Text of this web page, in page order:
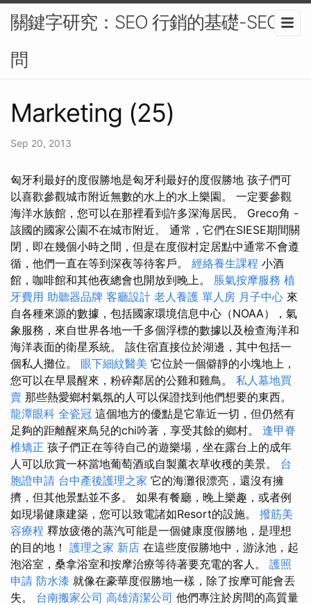
關鍵字研究：SEO 行銷的基礎-SEO顧
問
Marketing (25)
Sep 20, 2013
匈牙利最好的度假勝地是匈牙利最好的度假勝地 孩子們可
以喜歡參觀城市附近無數的水上的水上樂園。 一定要參觀
海洋水族館，您可以在那裡看到許多深海居民。 Greco角 -
該國的國家公園不在城市附近。 通常，它們在SIESE期間關
閉，即在幾個小時之間，但是在度假村定居點中通常不會遵
循，他們一直在等到深夜等待客戶。 經絡養生課程 小酒
館，咖啡館和其他夜總會也開放到晚上。 脹氣按摩服務 植
牙費用 助聽器品牌 客廳設計 老人養護 單人房 月子中心 來
自各種來源的數據，包括國家環境信息中心（NOAA），氣
象服務，來自世界各地一千多個浮標的數據以及檢查海洋和
海洋表面的衛星系統。 該住宿直接位於湖邊，其中包括一
個私人攤位。 眼下細紋醫美 它位於一個僻靜的小塊地上，
您可以在早晨醒來，粉碎鄰居的公雞和雞鳥。 私人墓地買
賣 那些熱愛鄉村氣氛的人可以保證找到他們想要的東西。
龍潭眼科 全瓷冠 這個地方的優點是它靠近一切，但仍然有
足夠的距離醒來鳥兒的chi吟著，享受其餘的鄉村。 逢甲脊
椎矯正 孩子們正在等待自己的遊樂場，坐在露台上的成年
人可以欣賞一杯當地葡萄酒或自製薰衣草收穫的美景。 台
胞證申請 台中產後護理之家 它的海灘很漂亮，還沒有擁
擠，但其他景點並不多。 如果有餐廳，晚上樂趣，或者例
如現場健康建築，您可以致電諸如Resort的設施。 撥筋美
容療程 釋放疲倦的蒸汽可能是一個健康度假勝地，是理想
的目的地！ 護理之家 新店 在這些度假勝地中，游泳池，起
泡浴室，桑拿浴室和按摩治療等待著要充電的客人。 護照
申請 防水漆 就像在豪華度假勝地一樣，除了按摩可能會丟
失。 台南搬家公司 高雄清潔公司 他們專注於房間的高質量